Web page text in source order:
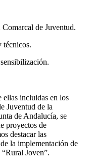
de Juventud.
ellas incluidas en los
Juventud de la
de Andalucía, se
proyectos de
destacar las
la implementación de
Joven”.